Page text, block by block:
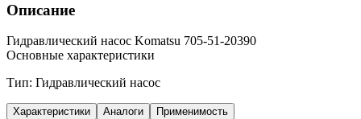
Описание
Гидравлический насос Komatsu 705-51-20390
Основные характеристики
Тип: Гидравлический насос
Характеристики Аналоги Применимость